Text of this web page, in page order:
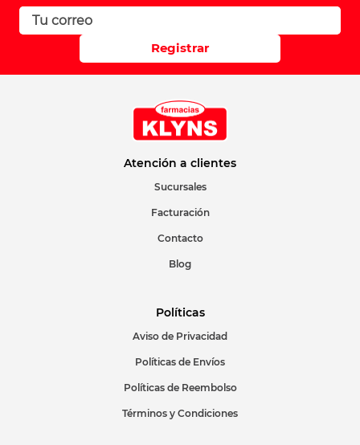
Registrar
Atención a clientes
Sucursales
Facturación
Contacto
Blog
Políticas
Aviso de Privacidad
Políticas de Envíos
Políticas de Reembolso
Términos y Condiciones